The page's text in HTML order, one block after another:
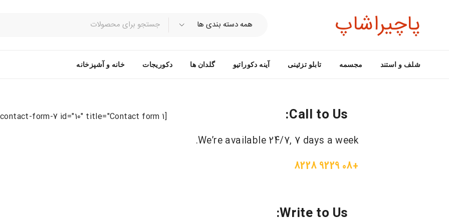
پاچیراشاپ
شلف و استند مجسمه تابلو تزئینی آینه دکوراتیو گلدان ها دکوریجات خانه و آشپزخانه
Call to Us:
We’re available 24/7, 7 days a week.
+08 9229 8228
Write to Us:
[contact-form-7 id="10" title="Contact form 1"]